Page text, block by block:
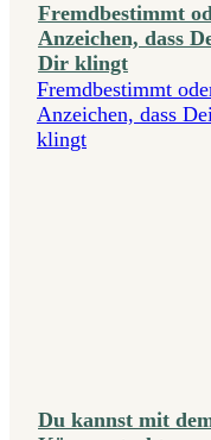
Fremdbestimmt
Anzeichen, dass
Dir klingt
Fremdbestimmt
Anzeichen, dass
klingt
Du kannst mit